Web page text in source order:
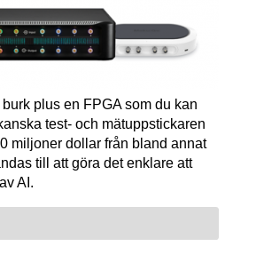
plus en FPGA som du kan
test- och mätuppstickaren
miljoner dollar från bland annat
till att göra det enklare att
AI.